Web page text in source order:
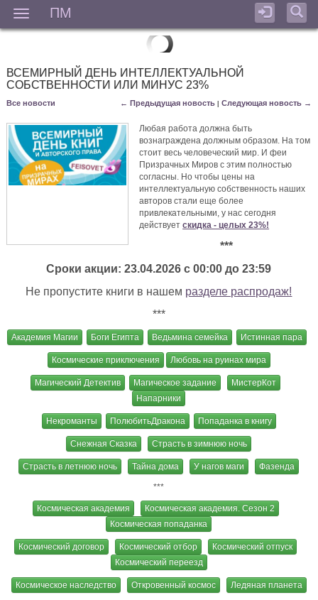
ПМ
ВСЕМИРНЫЙ ДЕНЬ ИНТЕЛЛЕКТУАЛЬНОЙ
СОБСТВЕННОСТИ ИЛИ МИНУС 23%
← Предыдущая новость| Следующая новость →
Все новости
Любая работа должна быть
вознаграждена должным образом. На том
стоит весь человеческий мир. И феи
Призрачных Миров с этим полностью
согласны. Но чтобы цены на
интеллектуальную собственность наших
авторов стали еще более
привлекательными, у нас сегодня
действуетскидка - целых 23%!
***
Сроки акции: 23.04.2026 с00:00 до 23:59
Не пропустите книги в нашем разделе распродаж!
***
Академия Магии Боги Египта Ведьмина семейка Истинная пара
Космические приключения Любовь на руинах мира
Магический Детектив Магическое задание
МистерКот
Напарники
Некроманты ПолюбитьДракона Попаданка в книгу
Снежная Сказка Страсть в зимнюю ночь
Страсть в летнюю ночь Тайна дома У нагов маги Фазенда
***
Космическая академия
Космическая академия. Сезон 2
Космическая попаданка
Космический договор Космический отбор
Космический отпуск
Космический переезд
Космическое наследство Откровенный космос Ледяная планета